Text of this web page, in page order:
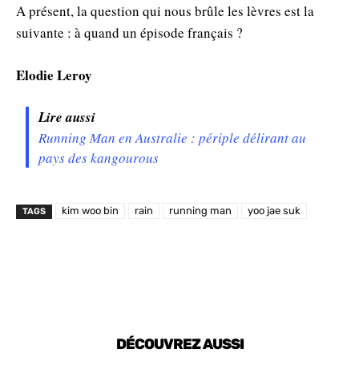
A présent, la question qui nous brûle les lèvres est la
suivante : à quand un épisode français ?
Elodie Leroy
Lire aussi
Running Man en Australie : périple délirant au
pays des kangourous
TAGS kim woo bin rain running man yoo jae suk
DÉCOUVREZ AUSSI